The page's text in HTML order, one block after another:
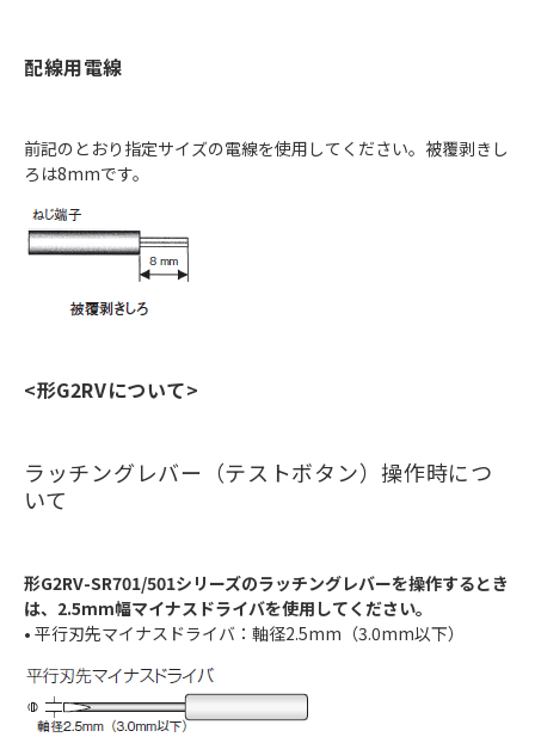
配線用電線
前記のとおり指定サイズの電線を使用してください。被覆剥きし
ろは8mmです。
<形G2RVについて>
ラッチングレバー（テストボタン）操作時につ
いて
形G2RV-SR701/501シリーズのラッチングレバーを操作するとき
は、2.5mm幅マイナスドライバを使用してください。
• 平行刃先マイナスドライバ：軸径2.5mm（3.0mm以下）